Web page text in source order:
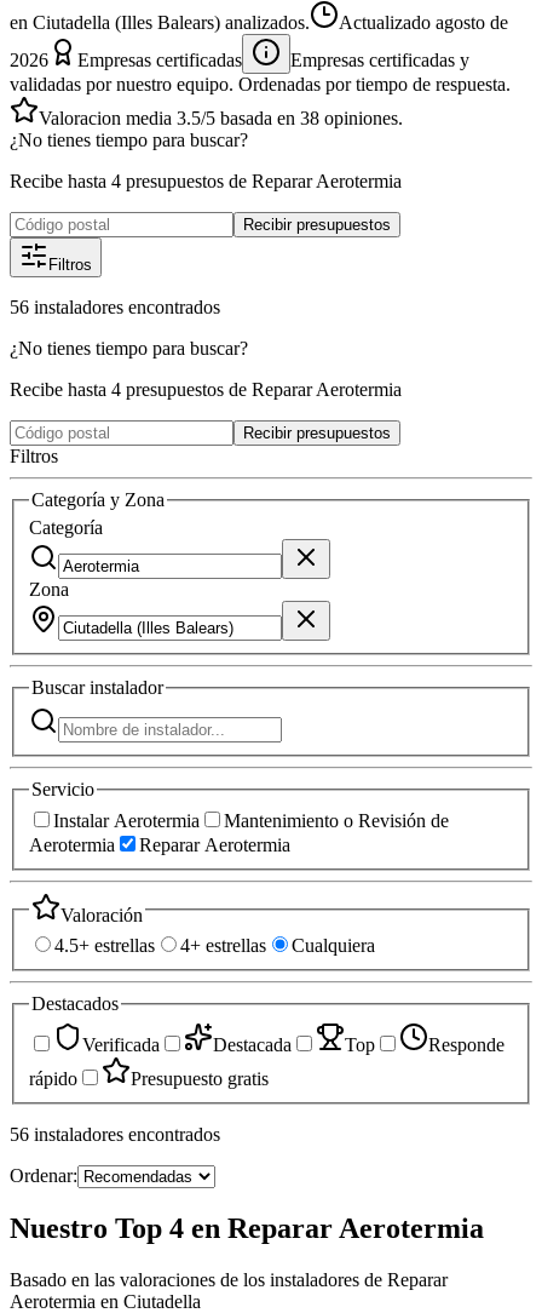
en Ciutadella (Illes Balears) analizados.
Actualizado agosto de
2026
Empresas certificadas
Empresas certificadas y
validadas por nuestro equipo. Ordenadas por tiempo de respuesta.
Valoracion media 3.5/5 basada en 38 opiniones.
¿No tienes tiempo para buscar?
Recibe hasta 4 presupuestos de Reparar Aerotermia
Recibir presupuestos
Filtros
56 instaladores encontrados
¿No tienes tiempo para buscar?
Recibe hasta 4 presupuestos de Reparar Aerotermia
Recibir presupuestos
Filtros
Categoría y Zona
Categoría
Zona
Buscarinstalador
Servicio
Instalar Aerotermia
Mantenimiento o Revisión de
Aerotermia
Reparar Aerotermia
Valoración
4.5+ estrellas
4+ estrellas Cualquiera
Destacados
Verificada
Destacada Top
Responde
rápido
Presupuesto gratis
56 instaladores encontrados
Ordenar:
Nuestro Top 4 en Reparar Aerotermia
Basado en las valoraciones de los instaladores de Reparar
Aerotermia en Ciutadella